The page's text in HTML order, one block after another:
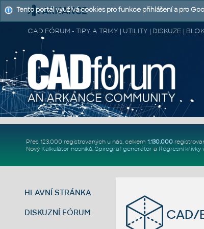
CAD FÓRUM - TIPY A TRIKY | UTILITY | DISKUZE |
Přes 123.000 registrovaných u nás, celkem 1.130.000
Nový Kalkulátor nosníků, Spirograf generátor a Regresní křivky
HLAVNÍ STRÁNKA
DISKUZNÍ FÓRUM CAD/
Tento portál využívá cookies pro funkce přihlášení a pro